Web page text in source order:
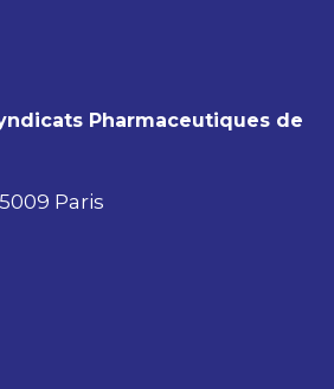
Pharmaceutiques de
Paris